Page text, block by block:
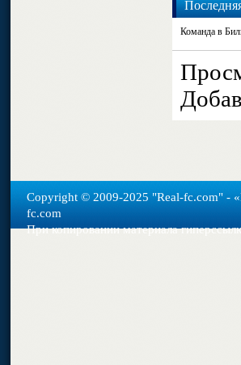
Команда в
Copyright © 2009-2025 "Real-fс.com" -
fc.com
При копировании материала